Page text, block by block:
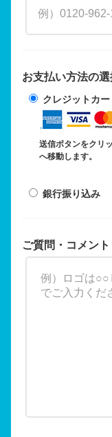
お支払い方法の
クレジットカ
送信ボタンをクリ
へ移動します。
銀行振り込み
ご質問・コメント